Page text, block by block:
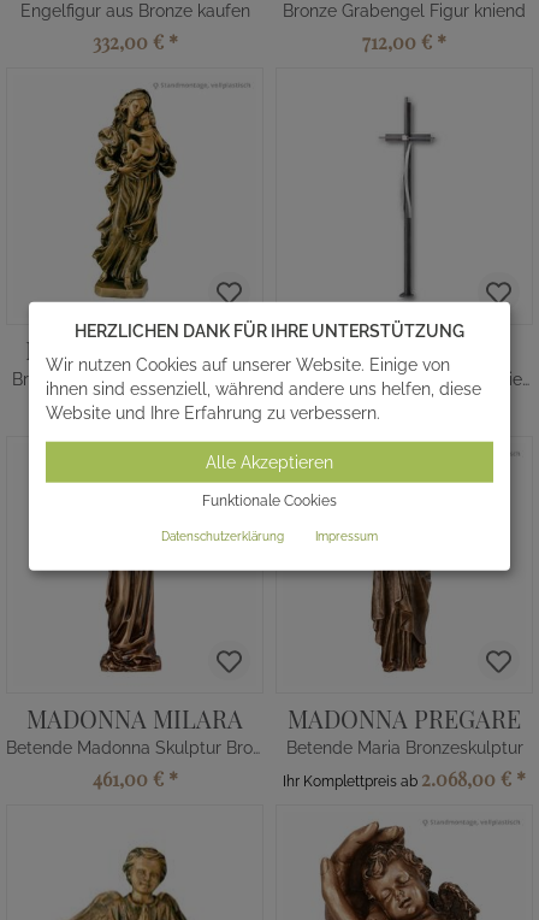
Engelfigur aus Bronze kaufen
332,00 € *
Bronze Grabengel Figur kniend
712,00 € *
MADONNA CAUTUS
Bronzefigur Heilige Mutter Jesu
3.316,00 €*
CRUX MADRE I
Aluminium Doppelkreuz mit Zierbogen
1.698,00 €
MADONNA MILARA
Betende Madonna Skulptur Bronze
461,00 € *
MADONNA PREGARE
Betende Maria Bronzeskulptur
Ihr Komplettpreis ab 2.068,00 € *
HERZLICHEN DANK FÜR IHRE UNTERSTÜTZUNG
Wir nutzen Cookies auf unserer Website. Einige von
ihnen sind essenziell, während andere uns helfen, diese
Website und Ihre Erfahrung zu verbessern.
Alle Akzeptieren
Funktionale Cookies
Datenschutzerklärung Impressum